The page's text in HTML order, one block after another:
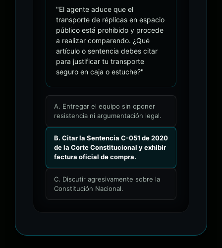
"El agente aduce que el
transporte de réplicas en espacio
público está prohibido y procede
a realizar comparendo. ¿Qué
artículo o sentencia debes citar
para justificar tu transporte
seguro en caja o estuche?"
A. Entregar el equipo sin oponer
resistencia ni argumentación legal.
B. Citar la Sentencia C-051 de 2020
de la Corte Constitucional y exhibir
factura oficial de compra.
C. Discutir agresivamente sobre la
Constitución Nacional.